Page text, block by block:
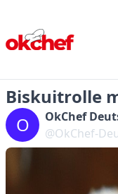
Biskuitrolle
O
OkChef
@OkChef-